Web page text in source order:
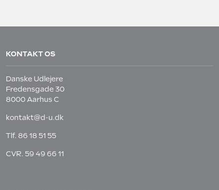
KONTAKT OS
Danske Udlejere
Fredensgade 30
8000 Aarhus C
kontakt@d-u.dk
Tlf. 86 18 51 55
CVR. 59 49 66 11